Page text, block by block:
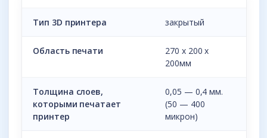
Тип 3D принтера закрытый
Область печати
270 x 200 x
200мм
Толщина слоев,
которыми печатает
принтер
0,05 — 0,4 мм.
(50 — 400
микрон)